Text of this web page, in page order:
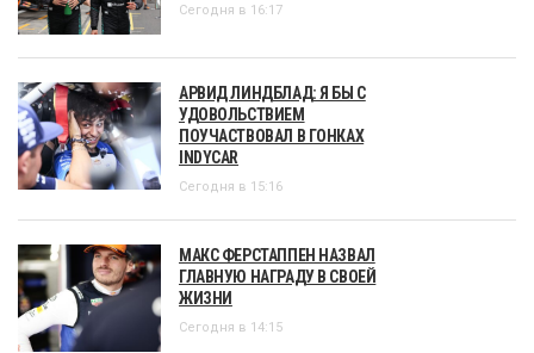
Сегодня в 16:17
АРВИД ЛИНДБЛАД: Я БЫ С
УДОВОЛЬСТВИЕМ
ПОУЧАСТВОВАЛ В ГОНКАХ
INDYCAR
Сегодня в 15:16
МАКС ФЕРСТАППЕН НАЗВАЛ
ГЛАВНУЮ НАГРАДУ В СВОЕЙ
ЖИЗНИ
Сегодня в 14:15